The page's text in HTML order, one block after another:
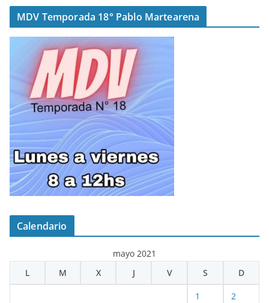
MDV Temporada 18° Pablo Martearena
Calendario
mayo 2021
L
M X J V S D
1 2